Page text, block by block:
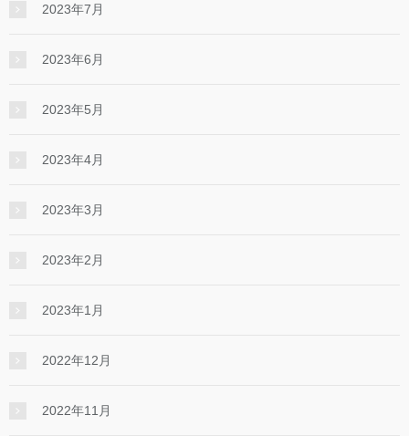
2023年7月
2023年6月
2023年5月
2023年4月
2023年3月
2023年2月
2023年1月
2022年12月
2022年11月